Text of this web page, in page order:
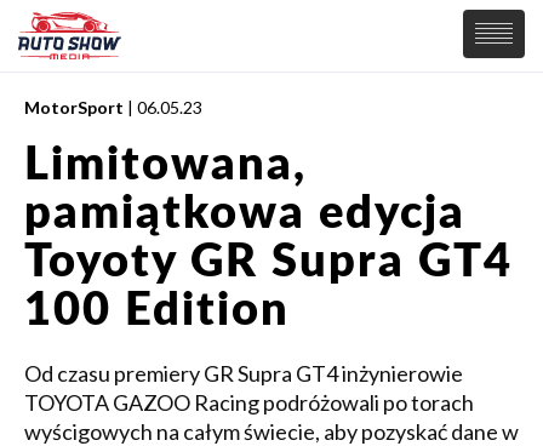
PREMIERY
SAMOCHODY
Wiadomości
Supersamochody
Samochody Koncepcyjne
Tuning
Elektryczne
MOTORSPORT
MotorSport | 06.05.23
Limitowana,
pamiątkowa edycja
Toyoty GR Supra GT4
100 Edition
Od czasu premiery GR Supra GT4 inżynierowie
TOYOTA GAZOO Racing podróżowali po torach
wyścigowych na całym świecie, aby pozyskać dane w